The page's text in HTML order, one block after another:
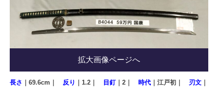
拡大画像ページへ
長さ ｜69.6cm｜ 反り ｜1.2｜ 目釘 ｜2｜ 時代 ｜江戸初｜ 刃文